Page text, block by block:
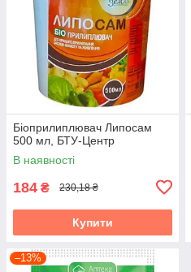
Біоприлиплювач Липосам
500 мл, БТУ-Центр
В наявності
184 ₴ 230,18 ₴
Купити
–13%